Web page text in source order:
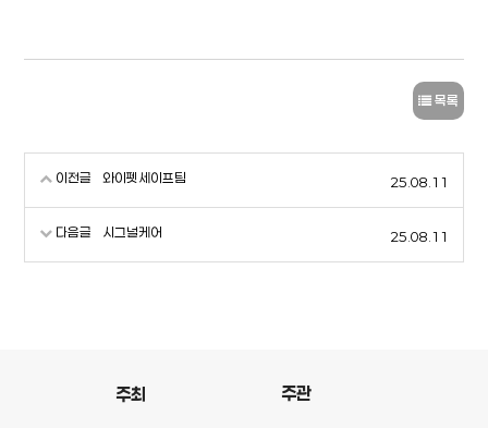
목록
이전글 와이펫세이프팀 25.08.11
다음글 시그널케어 25.08.11
주최 주관